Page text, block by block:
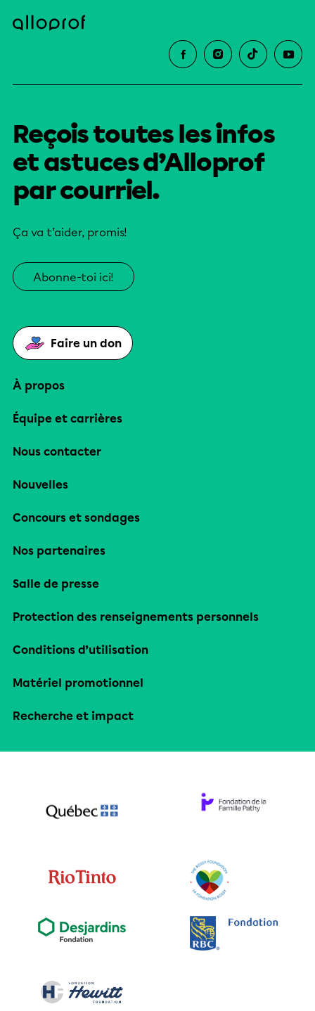
Reçois toutes les infos
et astuces d’Alloprof
par courriel.
Ça va t’aider, promis!
Abonne-toi ici!
Faire un don
À propos
Équipe et carrières
Nous contacter
Nouvelles
Concours et sondages
Nos partenaires
Salle de presse
Protection des renseignements personnels
Conditions d’utilisation
Matériel promotionnel
Recherche et impact